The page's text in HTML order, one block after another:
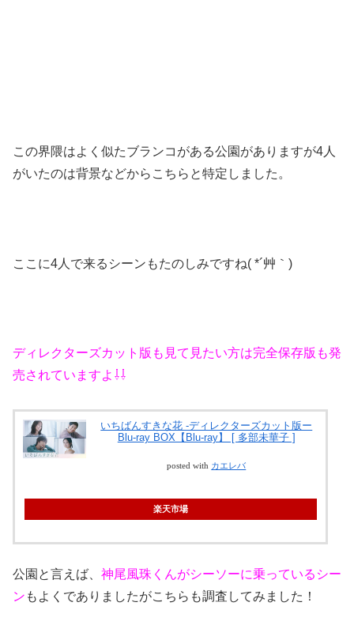
この界隈はよく似たブランコがある公園がありますが4人
がいたのは背景などからこちらと特定しました。
ここに4人で来るシーンもたのしみですね( *´艸｀)
ディレクターズカット版も見て見たい方は完全保存版も発
売されていますよ⇩⇩
いちばんすきな花 -ディレクターズカット版ー
Blu-ray BOX【Blu-ray】 [ 多部未華子 ]
posted with カエレバ
楽天市場
公園と言えば、 神尾風珠くんがシーソーに乗っているシー
ン もよくでありましたがこちらも調査してみました！